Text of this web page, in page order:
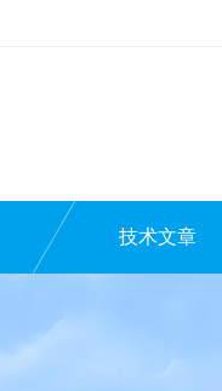
技术文章